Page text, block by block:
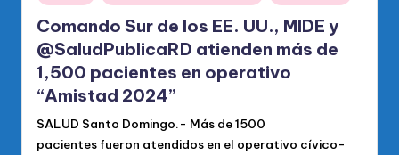
en
Comando Sur de los EE. UU., MIDE y
@SaludPublicaRD atienden más de
1,500 pacientes en operativo
“Amistad 2024”
SALUD Santo Domingo.- Más de 1500
pacientes fueron atendidos en el operativo cívico-